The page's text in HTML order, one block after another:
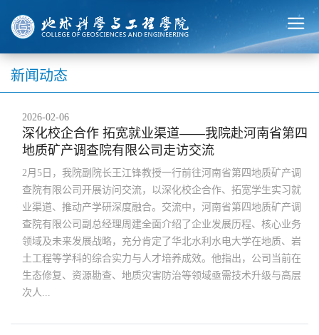
新闻动态
2026-02-06
深化校企合作 拓宽就业渠道——我院赴河南省第四
地质矿产调查院有限公司走访交流
2月5日，我院副院长王江锋教授一行前往河南省第四地质矿产调
查院有限公司开展访问交流，以深化校企合作、拓宽学生实习就
业渠道、推动产学研深度融合。交流中，河南省第四地质矿产调
查院有限公司副总经理周建全面介绍了企业发展历程、核心业务
领域及未来发展战略，充分肯定了华北水利水电大学在地质、岩
土工程等学科的综合实力与人才培养成效。他指出，公司当前在
生态修复、资源勘查、地质灾害防治等领域亟需技术升级与高层
次人...